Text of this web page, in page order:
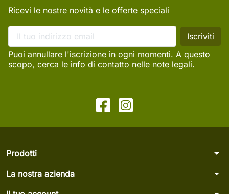
Ricevi le nostre novità e le offerte speciali
Puoi annullare l'iscrizione in ogni momenti. A questo
scopo, cerca le info di contatto nelle note legali.
Prodotti arrow_drop_down
La nostra azienda arrow_drop_down